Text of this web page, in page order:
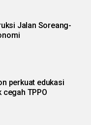
perkuat edukasi
cegah TPPO